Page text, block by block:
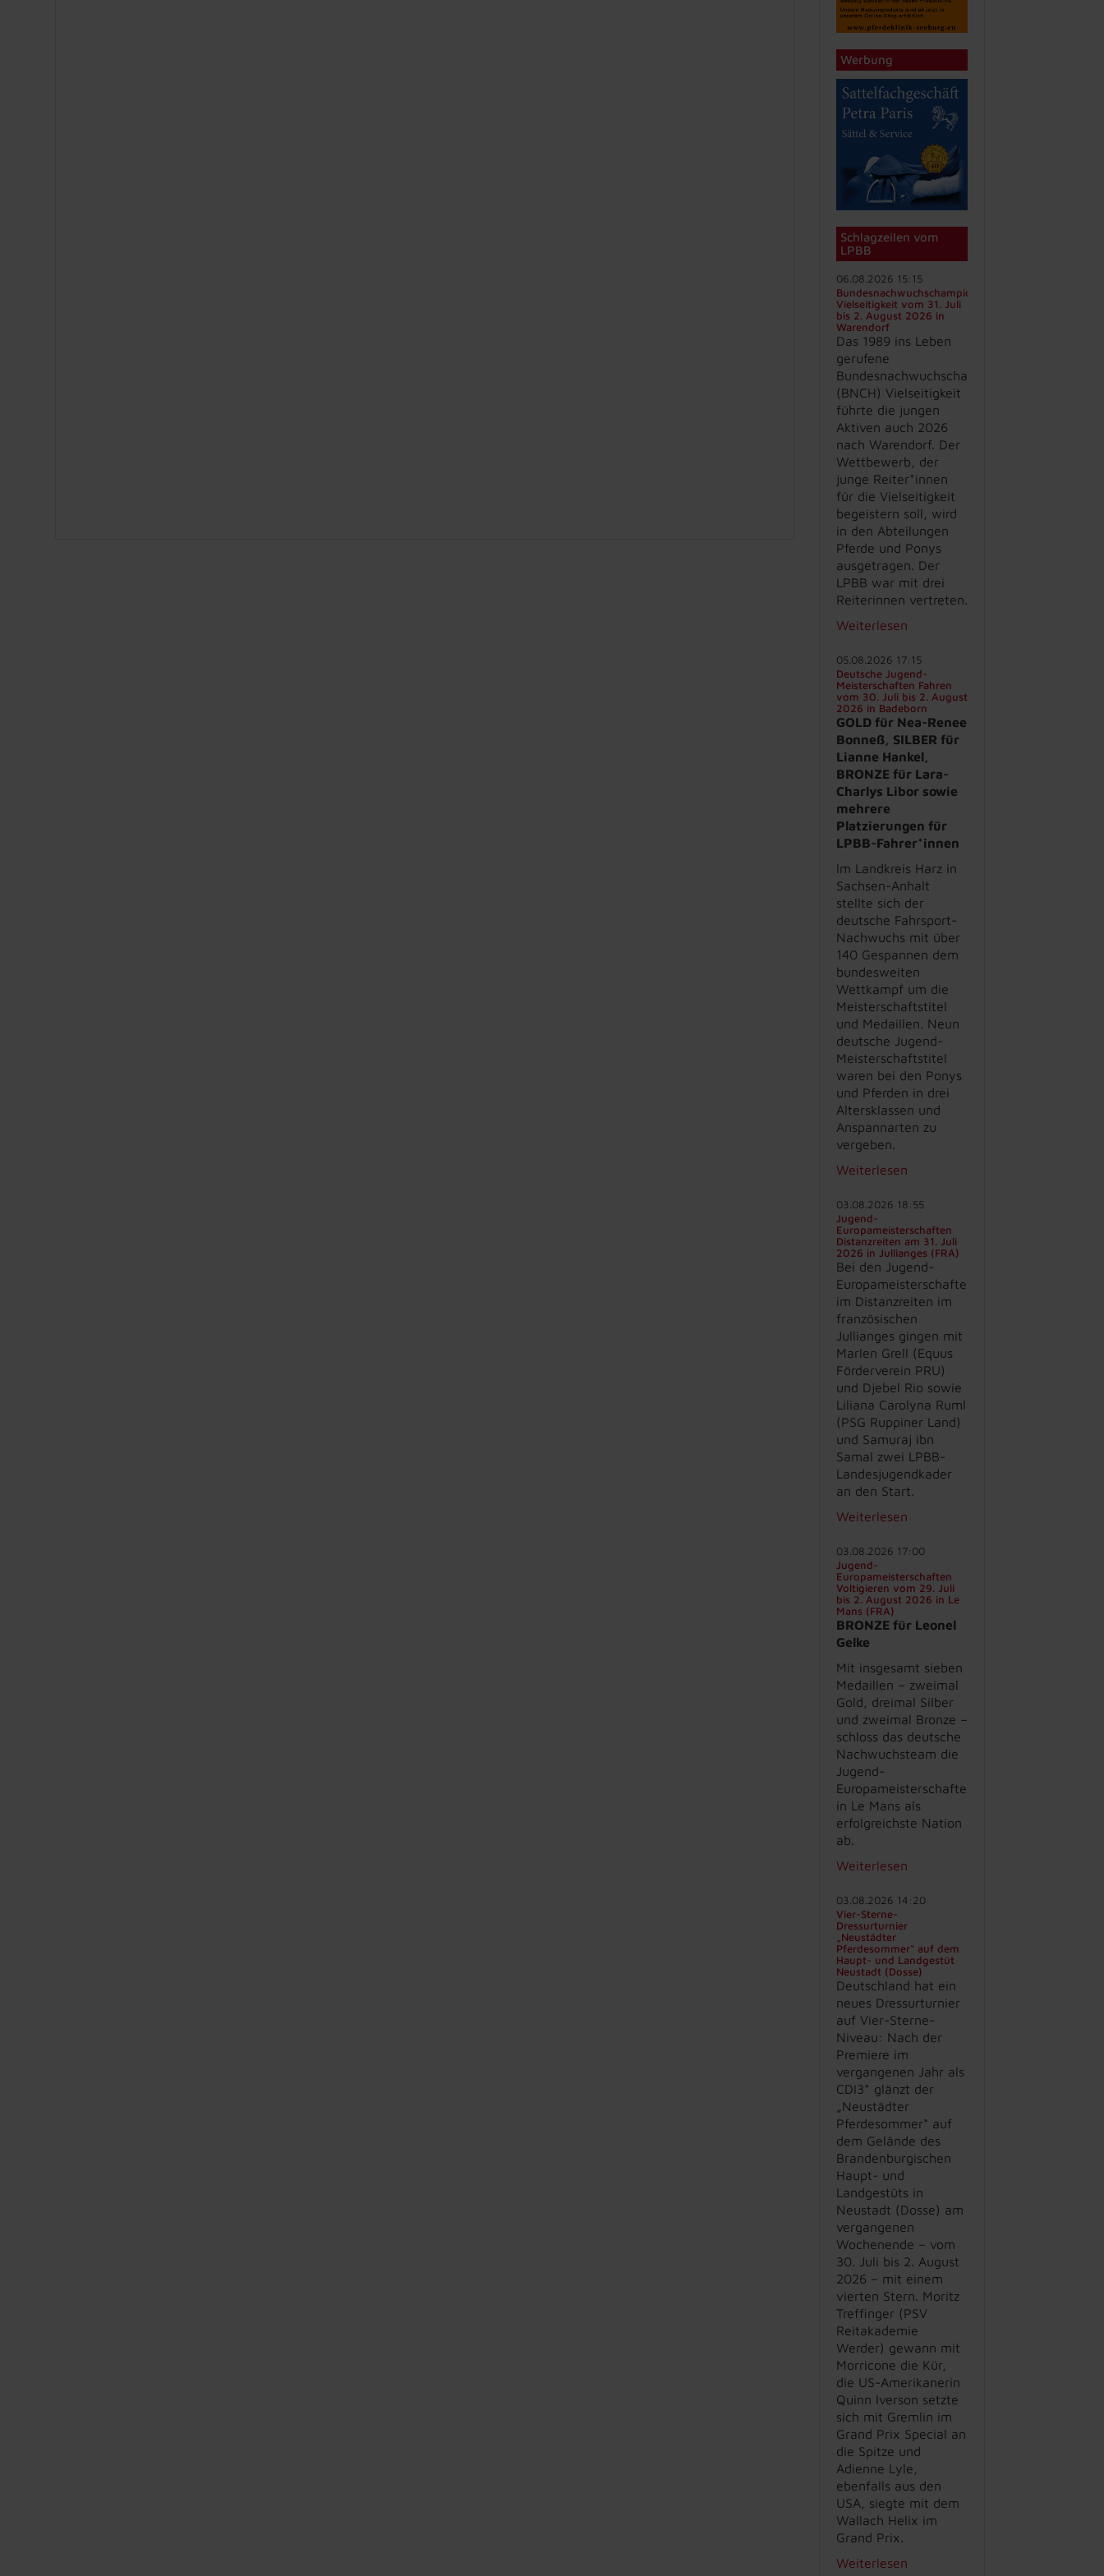
Werbung
Schlagzeilen vom
LPBB
06.08.2026 15:15
Bundesnachwuchschampionat
Vielseitigkeit vom 31. Juli
bis 2. August 2026 in
Warendorf
Das 1989 ins Leben
gerufene
Bundesnachwuchschampionat
(BNCH) Vielseitigkeit
führte die jungen
Aktiven auch 2026
nach Warendorf. Der
Wettbewerb, der
junge Reiter*innen
für die Vielseitigkeit
begeistern soll, wird
in den Abteilungen
Pferde und Ponys
ausgetragen. Der
LPBB war mit drei
Reiterinnen vertreten.
Weiterlesen
05.08.2026 17:15
Deutsche Jugend-
Meisterschaften Fahren
vom 30. Juli bis 2. August
2026 in Badeborn
GOLD für Nea-Renee
Bonneß, SILBER für
Lianne Hankel,
BRONZE für Lara-
Charlys Libor sowie
mehrere
Platzierungen für
LPBB-Fahrer*innen
Im Landkreis Harz in
Sachsen-Anhalt
stellte sich der
deutsche Fahrsport-
Nachwuchs mit über
140 Gespannen dem
bundesweiten
Wettkampf um die
Meisterschaftstitel
und Medaillen. Neun
deutsche Jugend-
Meisterschaftstitel
waren bei den Ponys
und Pferden in drei
Altersklassen und
Anspannarten zu
vergeben.
Weiterlesen
03.08.2026 18:55
Jugend-
Europameisterschaften
Distanzreiten am 31. Juli
2026 in Jullianges (FRA)
Bei den Jugend-
Europameisterschaften
im Distanzreiten im
französischen
Jullianges gingen mit
Marlen Grell (Equus
Förderverein PRU)
und Djebel Rio sowie
Liliana Carolyna Ruml
(PSG Ruppiner Land)
und Samuraj ibn
Samal zwei LPBB-
Landesjugendkader
an den Start.
Weiterlesen
03.08.2026 17:00
Jugend-
Europameisterschaften
Voltigieren vom 29. Juli
bis 2. August 2026 in Le
Mans (FRA)
BRONZE für Leonel
Gelke
Mit insgesamt sieben
Medaillen – zweimal
Gold, dreimal Silber
und zweimal Bronze –
schloss das deutsche
Nachwuchsteam die
Jugend-
Europameisterschaften
in Le Mans als
erfolgreichste Nation
ab.
Weiterlesen
03.08.2026 14:20
Vier-Sterne-
Dressurturnier
„Neustädter
Pferdesommer“ auf dem
Haupt- und Landgestüt
Neustadt (Dosse)
Deutschland hat ein
neues Dressurturnier
auf Vier-Sterne-
Niveau: Nach der
Premiere im
vergangenen Jahr als
CDI3* glänzt der
„Neustädter
Pferdesommer“ auf
dem Gelände des
Brandenburgischen
Haupt- und
Landgestüts in
Neustadt (Dosse) am
vergangenen
Wochenende – vom
30. Juli bis 2. August
2026 – mit einem
vierten Stern. Moritz
Treffinger (PSV
Reitakademie
Werder) gewann mit
Morricone die Kür,
die US-Amerikanerin
Quinn Iverson setzte
sich mit Gremlin im
Grand Prix Special an
die Spitze und
Adienne Lyle,
ebenfalls aus den
USA, siegte mit dem
Wallach Helix im
Grand Prix.
Weiterlesen